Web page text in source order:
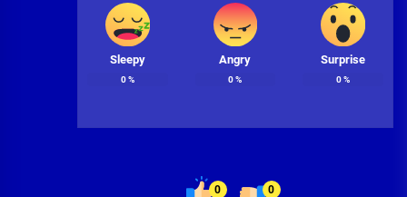
Sleepy
0%
Angry
0%
Surprise
0%
0 0